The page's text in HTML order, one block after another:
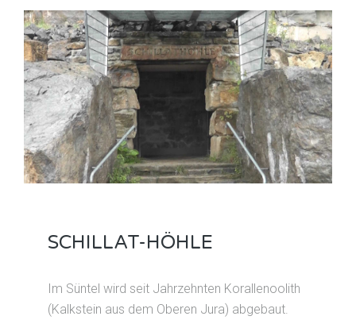
SCHILLAT-HÖHLE
Im Süntel wird seit Jahrzehnten Korallenoolith
(Kalkstein aus dem Oberen Jura) abgebaut.